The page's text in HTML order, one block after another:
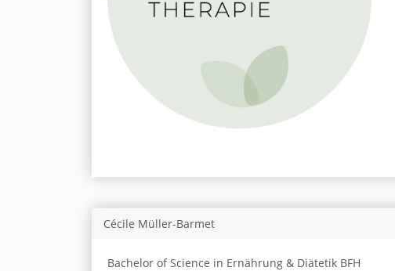
Cécile Müller-Barmet
Bachelor of Science in Ernährung & Diätetik BFH